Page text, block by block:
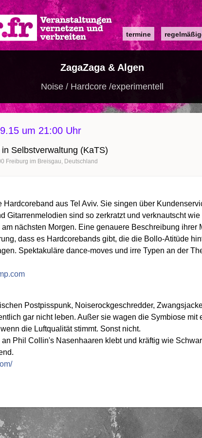
Main
navigation
termine
ZagaZaga & Algen
Noise / Hardcore /experimentell
um 21:00 Uhr
Selbstverwaltung (KaTS)
Freiburg im Breisgau Deutschland
Hardcoreband aus Tel Aviv. Sie singen über
Gitarrenmelodien sind so zerkratzt und verknautscht
nächsten Morgen. Eine genauere Beschreibung ihrer
dass es Hardcorebands gibt, die die Bollo-Atitüde
Spektakuläre dance-moves und irre Typen an der
Postpisspunk, Noiserockgeschredder,
gar nicht leben. Außer sie wagen die Symbiose mit
die Luftqualität stimmt. Sonst nicht.
Phil Collin's Nasenhaaren klebt und kräftig wie